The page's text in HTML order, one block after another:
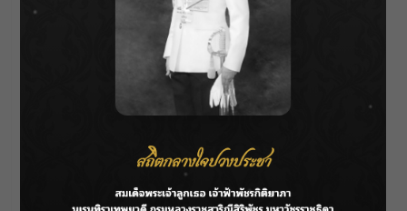
ราชเลขานุการในพระองค์ฯ ติดตามโครงการหุบกะพง–ห้วย
ทรายใต้ เสริมความมั่นคงน้ำเพชรบุรี
F.HERO จับมือเกิร์ลกรุ๊ปมาเลเซีย DOLLA ส่งซิงเกิลใหม่สุดส
ตรอง “G.O.A.T”
กรมชลฯ เกาะติดฝนทั่วประเทศ เตรียมเครื่องจักรรับมือน้ำ
หลาก เฝ้าระวังพื้นที่เสี่ยง
เดือดโค้งสุดท้าย! “ภณ ณวัสน์ – จีน่า ญีนา” ส่ง “ธาตรี” เรต